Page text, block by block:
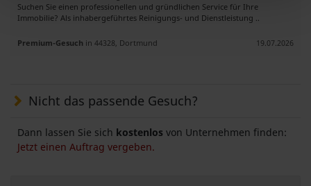
Suchen Sie einen professionellen und gründlichen Service für Ihre
Immobilie? Als inhabergeführtes Reinigungs- und Dienstleistung ..
Premium-Gesuch in 44328, Dortmund 19.07.2026
Nicht das passende Gesuch?
Dann lassen Sie sich kostenlos von Unternehmen finden:
Jetzt einen Auftrag vergeben.